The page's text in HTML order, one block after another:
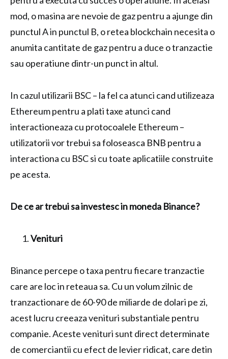
mod, o masina are nevoie de gaz pentru a ajunge din
punctul A in punctul B, o retea blockchain necesita o
anumita cantitate de gaz pentru a duce o tranzactie
sau operatiune dintr-un punct in altul.
In cazul utilizarii BSC – la fel ca atunci cand utilizeaza
Ethereum pentru a plati taxe atunci cand
interactioneaza cu protocoalele Ethereum –
utilizatorii vor trebui sa foloseasca BNB pentru a
interactiona cu BSC si cu toate aplicatiile construite
pe acesta.
De ce ar trebui sa investesc in moneda Binance?
Venituri
Binance percepe o taxa pentru fiecare tranzactie
care are loc in reteaua sa. Cu un volum zilnic de
tranzactionare de 60-90 de miliarde de dolari pe zi,
acest lucru creeaza venituri substantiale pentru
companie. Aceste venituri sunt direct determinate
de comerciantii cu efect de levier ridicat, care detin